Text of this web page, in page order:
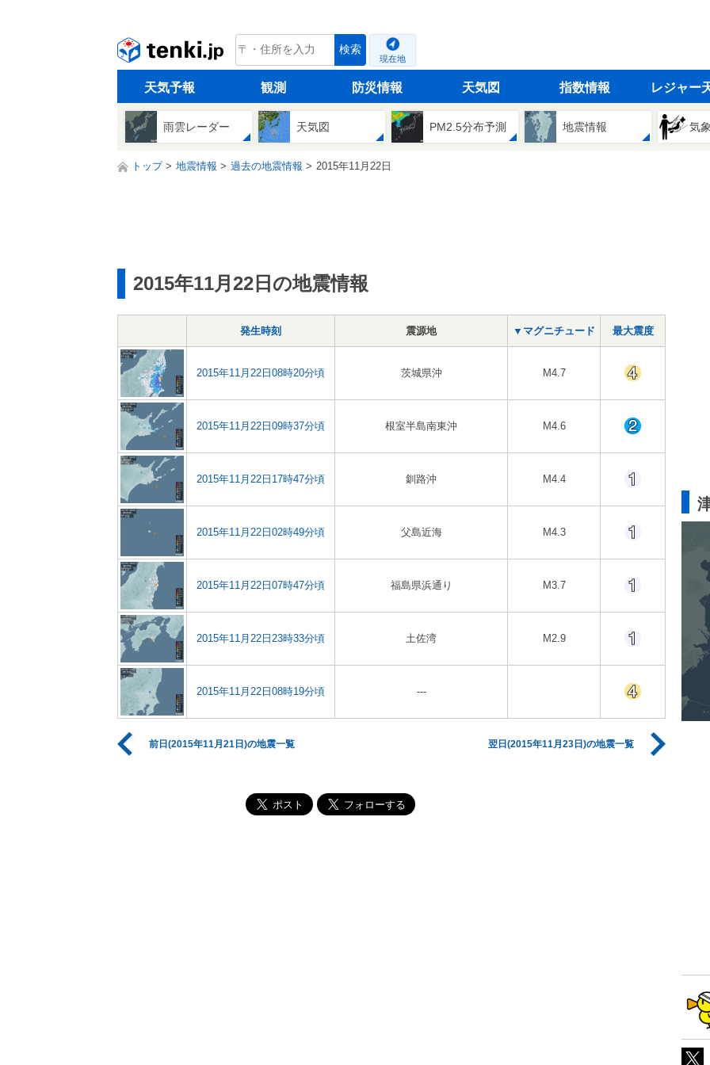
tenki.jp 検索
現在地
天気予報 観測 防災情報 天気図 指数情報 レジャー
雨雲レーダー 天気図 PM2.5分布予測 地震情報 気
トップ 地震情報 過去の地震情報 2015年11月22日
2015年11月22日の地震情報
発生時刻 震源地 ▼マグニチュード 最大震度
2015年11月22日08時20分頃 茨城県沖 M4.7
2015年11月22日09時37分頃 根室半島南東沖 M4.6
2015年11月22日17時47分頃 釧路沖 M4.4
2015年11月22日02時49分頃 父島近海 M4.3
2015年11月22日07時47分頃 福島県浜通り M3.7
2015年11月22日23時33分頃 土佐湾 M2.9
2015年11月22日08時19分頃 ---
前日(2015年11月21日)の地震一覧 翌日(2015年11月23日)の地震一覧